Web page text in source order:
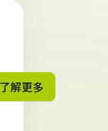
了解更多